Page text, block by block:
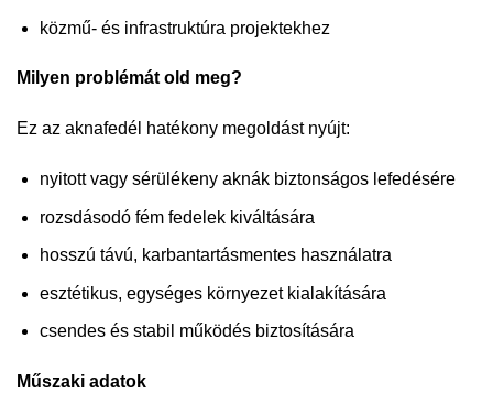
közmű- és infrastruktúra projektekhez
Milyen problémát old meg?
Ez az aknafedél hatékony megoldást nyújt:
nyitott vagy sérülékeny aknák biztonságos lefedésére
rozsdásodó fém fedelek kiváltására
hosszú távú, karbantartásmentes használatra
esztétikus, egységes környezet kialakítására
csendes és stabil működés biztosítására
Műszaki adatok